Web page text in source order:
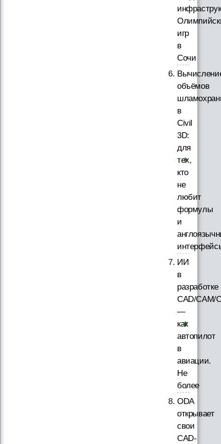
игр
в
Сочи
объёмов
в
Civil
3D:
для
тех,
кто
не
любит
формулы
и
ИИ
в
разработке
CAD/CAM/
—
как
автопилот
в
авиации.
Не
более
ODA
открывает
свои
CAD-